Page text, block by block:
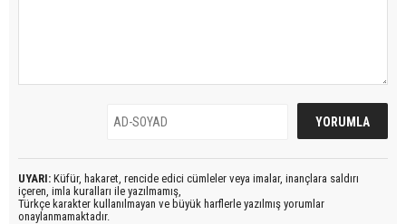
UYARI: Küfür, hakaret, rencide edici cümleler veya imalar, inançlara saldırı
içeren, imla kuralları ile yazılmamış,
Türkçe karakter kullanılmayan ve büyük harflerle yazılmış yorumlar
onaylanmamaktadır.